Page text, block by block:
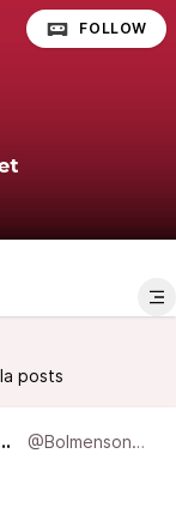
FOLLOW
posts
från det liminala @Bolmensongs